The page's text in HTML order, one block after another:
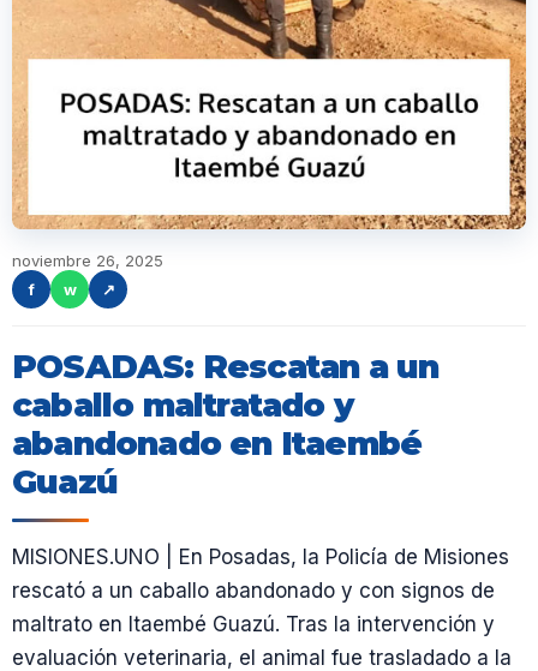
noviembre 26, 2025
f
w ↗
POSADAS: Rescatan a un
caballo maltratado y
abandonado en Itaembé
Guazú
MISIONES.UNO | En Posadas, la Policía de Misiones
rescató a un caballo abandonado y con signos de
maltrato en Itaembé Guazú. Tras la intervención y
evaluación veterinaria, el animal fue trasladado a la